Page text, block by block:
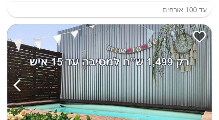
עד 100 אורחים